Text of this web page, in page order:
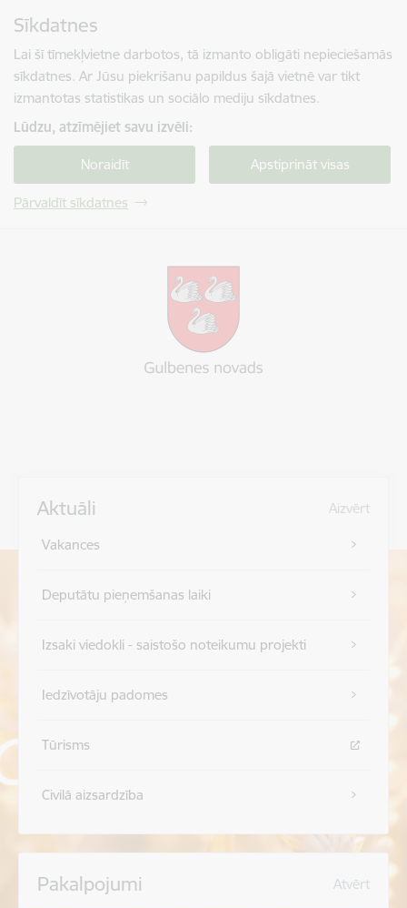
Sīkdatnes
Lai šī tīmekļvietne darbotos, tā izmanto obligāti nepieciešamās
sīkdatnes. Ar Jūsu piekrišanu papildus šajā vietnē var tikt
izmantotas statistikas un sociālo mediju sīkdatnes.
Lūdzu, atzīmējiet savu izvēli:
Noraidīt Apstiprināt visas
Pārvaldīt sīkdatnes
Aktuāli Aizvērt
Vakances
Deputātu pieņemšanas laiki
Izsaki viedokli - saistošo noteikumu projekti
Iedzīvotāju padomes
Tūrisms
Civilā aizsardzība
Pakalpojumi Atvērt